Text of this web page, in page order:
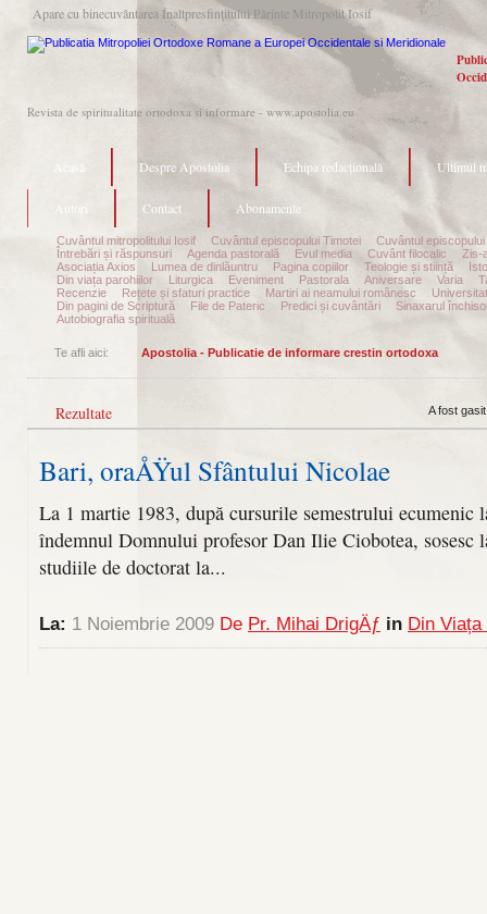
Apare cu binecuvântarea Înaltpresfinţitului Părinte Mitropolit Iosif
Revista de spiritualitate ortodoxa si informare - www.apostolia.eu
Acasă Despre Apostolia Echipa redacțională Ultimul
Autori Contact Abonamente
Cuvântul mitropolitului Iosif Cuvântul episcopului Timotei
Cuvântul episcopului
Întrebări și răspunsuri
Agenda pastorală Evul media Cuvânt filocalic
Zis-
Asociația Axios
Lumea de dinlăuntru Pagina copiilor Teologie și stiință
Din viața parohiilor
Liturgica Eveniment Pastorala Aniversare Varia
Recenzie
Rețete și sfaturi practice Martiri ai neamului românesc
Din pagini de Scriptură
File de Pateric Predici și cuvântări
Sinaxarul
Autobiografia spirituală
Te afli aici: Apostolia - Publicatie de informare crestin ortodoxa
Rezultate A fost
Bari, oraÅŸul Sfântului Nicolae
La 1 martie 1983, după cursurile semestrului ecumenic
îndemnul Domnului profesor Dan Ilie Ciobotea, sosesc
studiile de doctorat la...
La: 1 Noiembrie 2009 De Pr. Mihai DrigÄƒ in Din